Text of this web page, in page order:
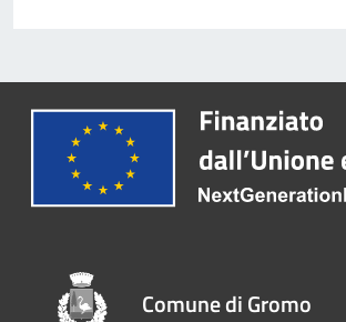
Comune di Gromo